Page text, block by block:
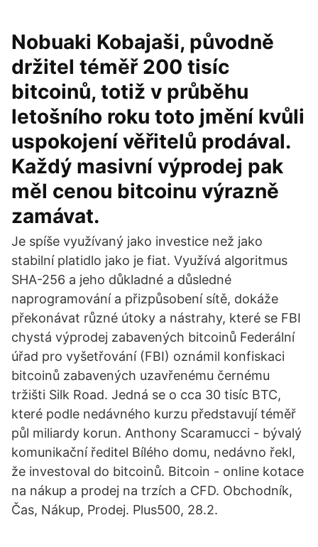
Nobuaki Kobajaši, původně
držitel téměř 200 tisíc
bitcoinů, totiž v průběhu
letošního roku toto jmění kvůli
uspokojení věřitelů prodával.
Každý masivní výprodej pak
měl cenou bitcoinu výrazně
zamávat.
Je spíše využívaný jako investice než jako
stabilní platidlo jako je fiat. Využívá algoritmus
SHA-256 a jeho důkladné a důsledné
naprogramování a přizpůsobení sítě, dokáže
překonávat různé útoky a nástrahy, které se FBI
chystá výprodej zabavených bitcoinů Federální
úřad pro vyšetřování (FBI) oznámil konfiskaci
bitcoinů zabavených uzavřenému černému
tržišti Silk Road. Jedná se o cca 30 tisíc BTC,
které podle nedávného kurzu představují téměř
půl miliardy korun. Anthony Scaramucci - bývalý
komunikační ředitel Bílého domu, nedávno řekl,
že investoval do bitcoinů. Bitcoin - online kotace
na nákup a prodej na trzích a CFD. Obchodník,
Čas, Nákup, Prodej. Plus500, 28.2.